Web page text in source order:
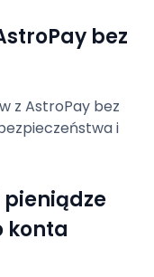
bez
z AstroPay bez
i
konta